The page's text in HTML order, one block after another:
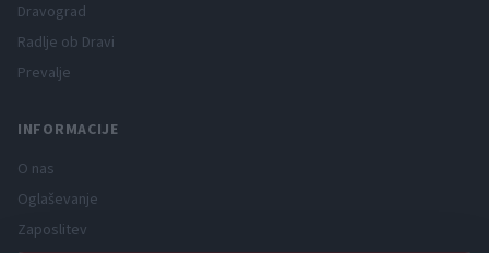
Dravograd
Radlje ob Dravi
Prevalje
INFORMACIJE
O nas
Oglaševanje
Zaposlitev